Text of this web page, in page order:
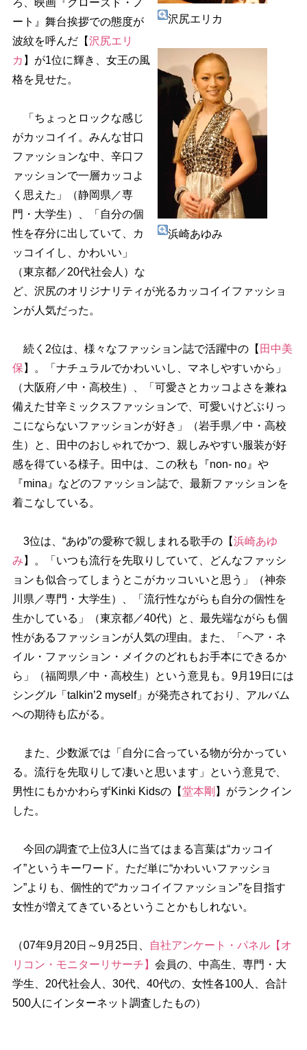
沢尻エリカ
浜崎あゆみ
ろ、映画『クローズド・ノ
ート』舞台挨拶での態度が
波紋を呼んだ【沢尻エリ
カ 】が1位に輝き、女王の風
格を見せた。
「ちょっとロックな感じ
がカッコイイ。みんな甘口
ファッションな中、辛口フ
ァッションで一層カッコよ
く思えた」（静岡県／専
門・大学生）、「自分の個
性を存分に出していて、カ
ッコイイし、かわいい」
（東京都／20代社会人）な
ど、沢尻のオリジナリティが光るカッコイイファッショ
ンが人気だった。
続く2位は、様々なファッション誌で活躍中の【 田中美
保 】。「ナチュラルでかわいいし、マネしやすいから」
（大阪府／中・高校生）、「可愛さとカッコよさを兼ね
備えた甘辛ミックスファッションで、可愛いけどぶりっ
こにならないファッションが好き」（岩手県／中・高校
生）と、田中のおしゃれでかつ、親しみやすい服装が好
感を得ている様子。田中は、この秋も『non- no』
『mina』などのファッション誌で、最新ファッションを
着こなしている。
3位は、“あゆ”の愛称で親しまれる歌手の【浜崎あゆ
み 】。「いつも流行を先取りしていて、どんなファッシ
ョンも似合ってしまうとこがカッコいいと思う」（神奈
川県／専門・大学生）、「流行性ながらも自分の個性を
生かしている」（東京都／40代）と、最先端ながらも個
性があるファッションが人気の理由。また、「ヘア・ネ
イル・ファッション・メイクのどれもお手本にできるか
ら」（福岡県／中・高校生）という意見も。9月19日には
シングル「talkin’2 myself」が発売されており、アルバム
への期待も広がる。
また、少数派では「自分に合っている物が分かってい
る。流行を先取りして凄いと思います」という意見で、
男性にもかかわらずKinki Kidsの【堂本剛 】がランクイン
した。
今回の調査で上位3人に当てはまる言葉は“カッコイ
イ”というキーワード。ただ単に“かわいいファッショ
ン”よりも、個性的で“カッコイイファッション”を目指す
女性が増えてきているということかもしれない。
（07年9月20日～9月25日、
自社アンケート・パネル【オ
リコン・モニターリサーチ】 会員の、中高生、専門・大
学生、20代社会人、30代、40代の、女性各100人、合計
500人にインターネット調査したもの）